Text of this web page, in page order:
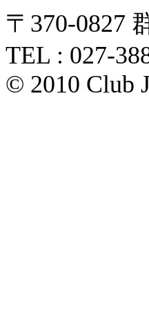
〒370-0827
TEL : 027-
© 2010 Club